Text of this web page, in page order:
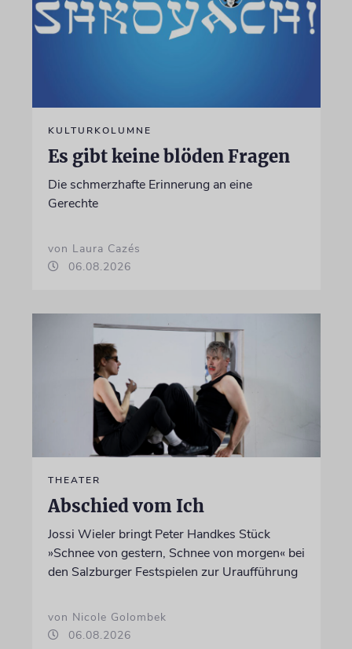
KULTURKOLUMNE
Es gibt keine blöden Fragen
Die schmerzhafte Erinnerung an eine
Gerechte
von Laura Cazés
06.08.2026
THEATER
Abschied vom Ich
Jossi Wieler bringt Peter Handkes Stück
»Schnee von gestern, Schnee von morgen« bei
den Salzburger Festspielen zur Uraufführung
von Nicole Golombek
06.08.2026